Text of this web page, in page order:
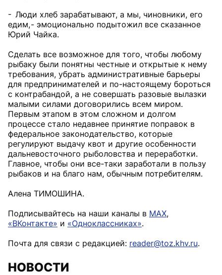
- Люди хлеб зарабатывают, а мы, чиновники, его
едим, - эмоционально подытожил все сказанное
Юрий Чайка.
Сделать все возможное для того, чтобы любому
рыбаку были понятны честные и открытые к нему
требования, убрать административные барьеры
для предпринимателей и по-настоящему бороться
с контрабандой, а не совершать разовые вылазки
малыми силами договорились всем миром.
Первым этапом в этом сложном и долгом
процессе стало недавнее принятие поправок в
федеральное законодательство, которые
регулируют выдачу квот и другие особенности
дальневосточного рыболовства и переработки.
Главное, чтобы они все-таки заработали в пользу
рыбаков и на благо нам, обычным потребителям.
Алена ТИМОШИНА.
Подписывайтесь на наши каналы в MAX,
«ВКонтакте» и «Одноклассниках».
Почта для связи с редакцией: reader@toz.khv.ru.
НОВОСТИ